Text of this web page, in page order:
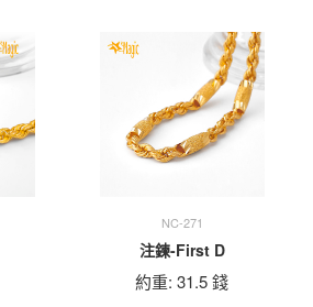
NC-271
注鍊-First D
約重: 31.5 錢